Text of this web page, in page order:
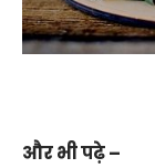
और भी पढ़े –